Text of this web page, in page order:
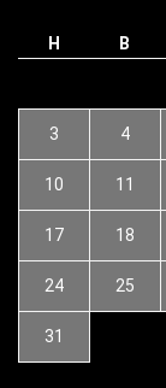
H B
3 4
10 11
17 18
24 25
31